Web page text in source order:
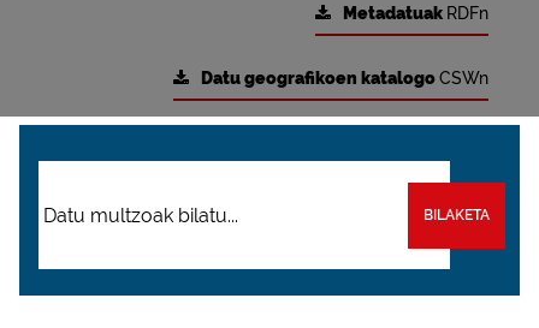
Metadatuak RDFn
Datu geografikoen katalogoCSWn
BILAKETA